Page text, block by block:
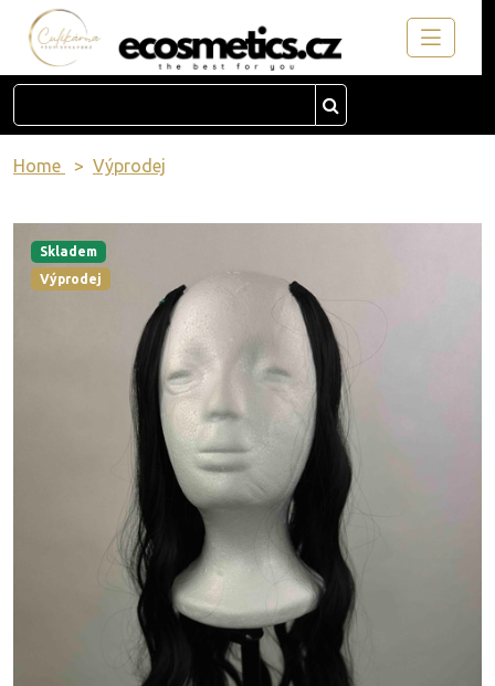
Home Výprodej
Skladem
Výprodej